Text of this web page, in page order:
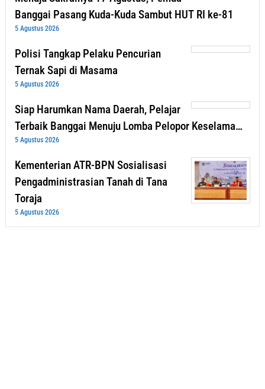
Banggai Pasang Kuda-Kuda Sambut HUT RI ke-81
5 Agustus 2026
Polisi Tangkap Pelaku Pencurian
Ternak Sapi di Masama
5 Agustus 2026
Siap Harumkan Nama Daerah, Pelajar
Terbaik Banggai Menuju Lomba Pelopor Keselama…
5 Agustus 2026
Kementerian ATR-BPN Sosialisasi
Pengadministrasian Tanah di Tana
Toraja
5 Agustus 2026